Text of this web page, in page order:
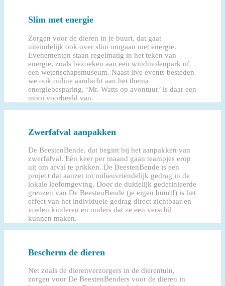
Slim met energie
Zorgen voor de dieren in je buurt, dat gaat
uiteindelijk ook over slim omgaan met energie.
Evenementen staan regelmatig in het teken van
energie, zoals bezoeken aan een windmolenpark of
een wetenschapsmuseum. Naast live events besteden
we ook online aandacht aan het thema
energiebesparing. ‘Mr. Watts op avontuur’ is daar een
mooi voorbeeld van.
Zwerfafval aanpakken
De BeestenBende, dat begint bij het aanpakken van
zwerfafval. Eén keer per maand gaan teampjes erop
uit om afval te prikken. De BeestenBende is een
project dat aanzet tot milieuvriendelijk gedrag in de
lokale leefomgeving. Door de duidelijk gedefinieerde
grenzen van De BeestenBende (je eigen buurt!) is het
effect van het individuele gedrag direct zichtbaar en
voelen kinderen en ouders dat ze een verschil
kunnen maken.
Bescherm de dieren
Net zoals de dierenverzorgers in de dierentuin,
zorgen voor De BeestenBenders voor de dieren in